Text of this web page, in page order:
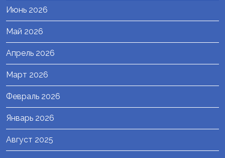
Июнь 2026
Май 2026
Апрель 2026
Март 2026
Февраль 2026
Январь 2026
Август 2025